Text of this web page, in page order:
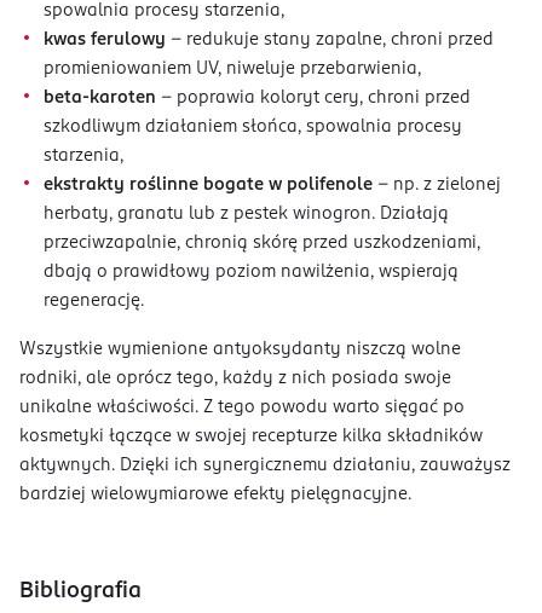
spowalnia procesy starzenia,
kwas ferulowy – redukuje stany zapalne, chroni przed
promieniowaniem UV, niweluje przebarwienia,
beta-karoten – poprawia koloryt cery, chroni przed
szkodliwym działaniem słońca, spowalnia procesy
starzenia,
ekstrakty roślinne bogate w polifenole - np. z zielonej
herbaty, granatu lub z pestek winogron. Działają
przeciwzapalnie, chronią skórę przed uszkodzeniami,
dbają o prawidłowy poziom nawilżenia, wspierają
regenerację.
Wszystkie wymienione antyoksydanty niszczą wolne
rodniki, ale oprócz tego, każdy z nich posiada swoje
unikalne właściwości. Z tego powodu warto sięgać po
kosmetyki łączące w swojej recepturze kilka składników
aktywnych. Dzięki ich synergicznemu działaniu, zauważysz
bardziej wielowymiarowe efekty pielęgnacyjne.
Bibliografia